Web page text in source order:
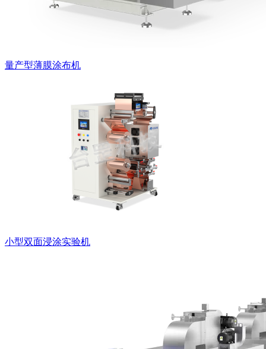
量产型薄膜涂布机
小型双面浸涂实验机